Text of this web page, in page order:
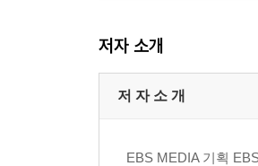
저자 소개
저 자 소 개
EBS MEDIA 기획